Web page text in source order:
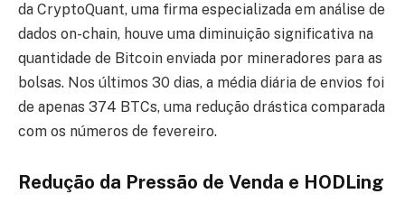
da CryptoQuant, uma firma especializada em análise de
dados on-chain, houve uma diminuição significativa na
quantidade de Bitcoin enviada por mineradores para as
bolsas. Nos últimos 30 dias, a média diária de envios foi
de apenas 374 BTCs, uma redução drástica comparada
com os números de fevereiro.
Redução da Pressão de Venda e HODLing